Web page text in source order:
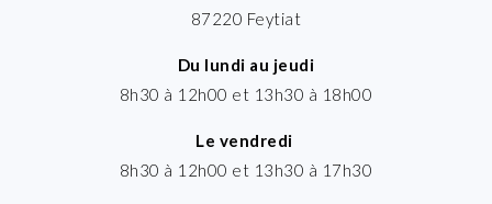
87220 Feytiat
Du lundi au jeudi
8h30 à 12h00 et 13h30 à 18h00
Le vendredi
8h30 à 12h00 et 13h30 à 17h30